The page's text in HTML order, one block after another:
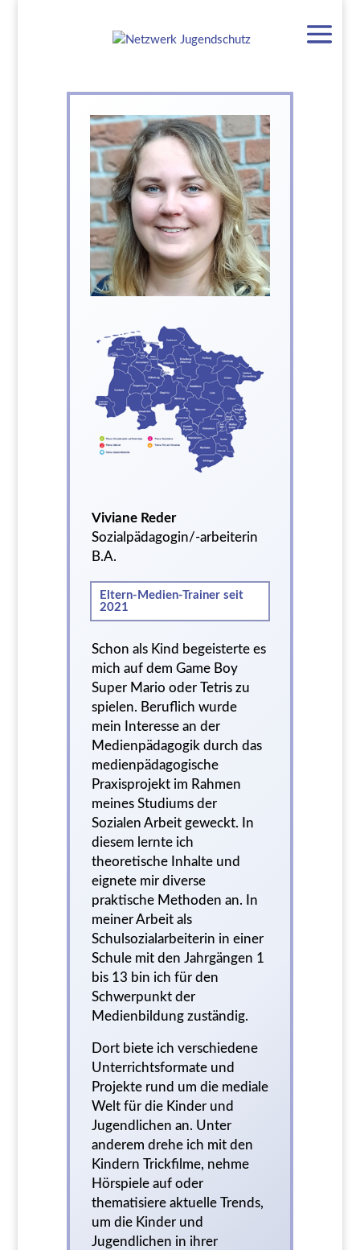
Viviane Reder
Sozialpädagogin/-arbeiterin
B.A.
Eltern-Medien-Trainer seit
2021
Schon als Kind begeisterte es
mich auf dem Game Boy
Super Mario oder Tetris zu
spielen. Beruflich wurde
mein Interesse an der
Medienpädagogik durch das
medienpädagogische
Praxisprojekt im Rahmen
meines Studiums der
Sozialen Arbeit geweckt. In
diesem lernte ich
theoretische Inhalte und
eignete mir diverse
praktische Methoden an. In
meiner Arbeit als
Schulsozialarbeiterin in einer
Schule mit den Jahrgängen 1
bis 13 bin ich für den
Schwerpunkt der
Medienbildung zuständig.
Dort biete ich verschiedene
Unterrichtsformate und
Projekte rund um die mediale
Welt für die Kinder und
Jugendlichen an. Unter
anderem drehe ich mit den
Kindern Trickfilme, nehme
Hörspiele auf oder
thematisiere aktuelle Trends,
um die Kinder und
Jugendlichen in ihrer